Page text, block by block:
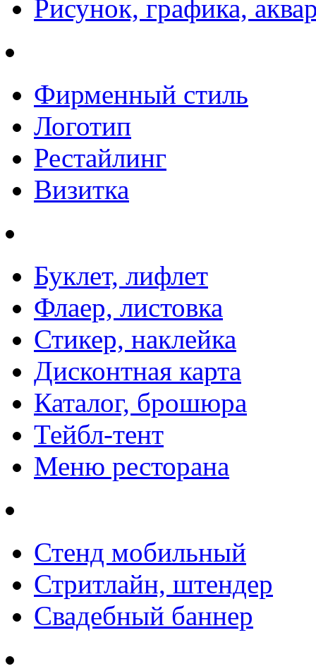
Рисунок, графика,
Фирменный стиль
Логотип
Рестайлинг
Визитка
Буклет, лифлет
Флаер, листовка
Стикер, наклейка
Дисконтная карта
Каталог, брошюра
Тейбл-тент
Меню ресторана
Стенд мобильный
Стритлайн, штендер
Свадебный баннер